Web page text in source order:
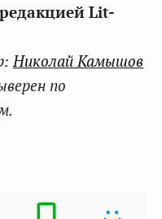
Lit-
Николай Камышов
по